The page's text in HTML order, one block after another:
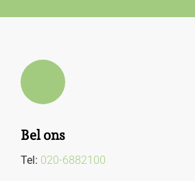
Bel ons
Tel: 020-6882100